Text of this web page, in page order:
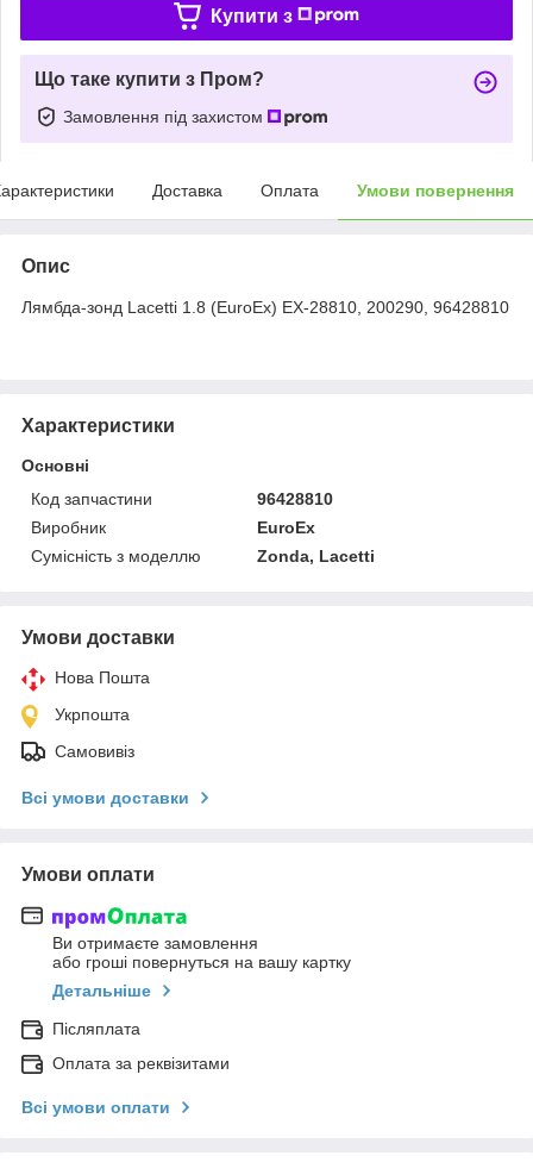
Купити з
Що таке купити з Пром?
Замовлення під захистом
Доставка Оплата Умови повернення
Опис
Лямбда-зонд Lacetti 1.8 (EuroEx) EX-28810, 200290, 96428810
Характеристики
Основні
Код запчастини
96428810
Виробник
EuroEx
Сумісність з моделлю
Zonda, Lacetti
Умови доставки
Нова Пошта
Укрпошта
Самовивіз
Всі умови доставки
Умови оплати
Ви отримаєте замовлення
або гроші повернуться на вашу картку
Детальніше
Післяплата
Оплата за реквізитами
Всі умови оплати